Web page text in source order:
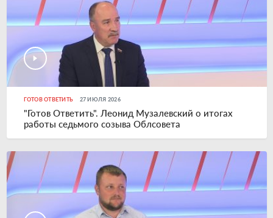
ГОТОВ ОТВЕТИТЬ 27 ИЮЛЯ 2026
"Готов Ответить". Леонид Музалевский о итогах
работы седьмого созыва Облсовета